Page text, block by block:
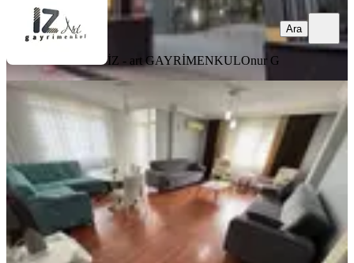
İZ - art GAYRİMENKULOnur G
Ara
Barajyolu Bulvar Üzerinde 3+1 Full
Eşyalı Kiralık Daire✅️
Seyhan, Yenibaraj Mahallesi
3+1·150 m²·3. Kat·03.08.2026
35.000 ₺
As Ada Gayrimenkul CENNET YÜCEL